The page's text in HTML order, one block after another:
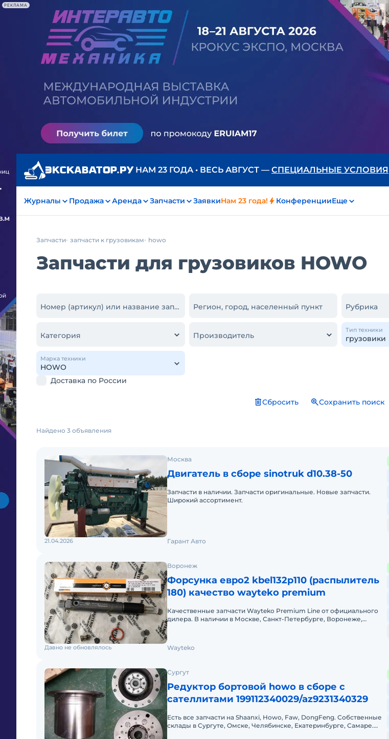
РЕКЛАМА
НАМ 23 ГОДА • ВЕСЬ АВГУСТ — СПЕЦИАЛЬНЫЕ УСЛОВИЯ
Журналы Продажа Аренда Запчасти ЗаявкиНам 23 года! КонференцииЕще
Запчасти запчасти к грузовикам howo
Запчасти для грузовиков HOWO
Номер (артикул) или название запчасти Регион, город, населенный пункт Рубрика
Категория Производитель
Тип техники
Марка техники
Доставка по России
Сбросить Сохранить поиск
Найдено 3 объявления
Москва
Двигатель в сборе sinotruk d10.38-50
Запчасти в наличии. Запчасти оригинальные. Новые запчасти.
Широкий ассортимент.
21.04.2026 Гарант Авто
Воронеж
Форсунка евро2 kbel132p110 (распылитель
180) качество wayteko premium
Качественные запчасти Wayteko Premium Line от официального
дилера. В наличии в Москве, Санкт-Петербурге, Воронеже,
Давно не обновлялось Wayteko
Сургут
Редуктор бортовой howo в сборе с
сателлитами 199112340029/az9231340329
Есть все запчасти на Shaanxi, Howo, Faw, DongFeng. Собственные
склады в Сургуте, Омске, Челябинске, Екатеринбурге, Самаре.